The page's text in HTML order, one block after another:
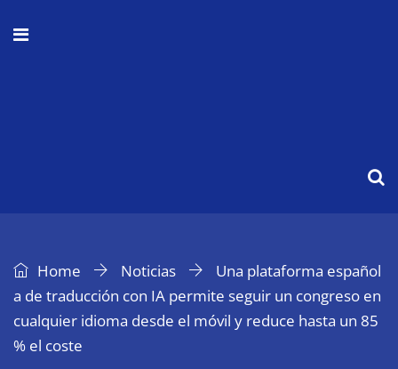
Home Noticias
Una plataforma español
a de traducción con IA permite seguir un congreso en
cualquier idioma desde el móvil y reduce hasta un 85
% el coste